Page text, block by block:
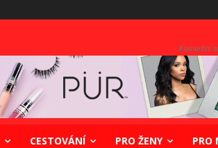
- Komerční
CESTOVÁNÍ PRO ŽENY PRO